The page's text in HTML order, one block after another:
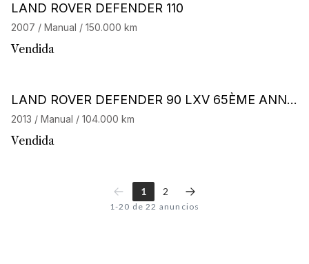
LAND ROVER DEFENDER 110
2007 / Manual / 150.000 km
Vendida
LAND ROVER DEFENDER 90 LXV 65ÈME ANNI
VERSAIRE
2013 / Manual / 104.000 km
Vendida
1 2
1-20 de 22 anuncios